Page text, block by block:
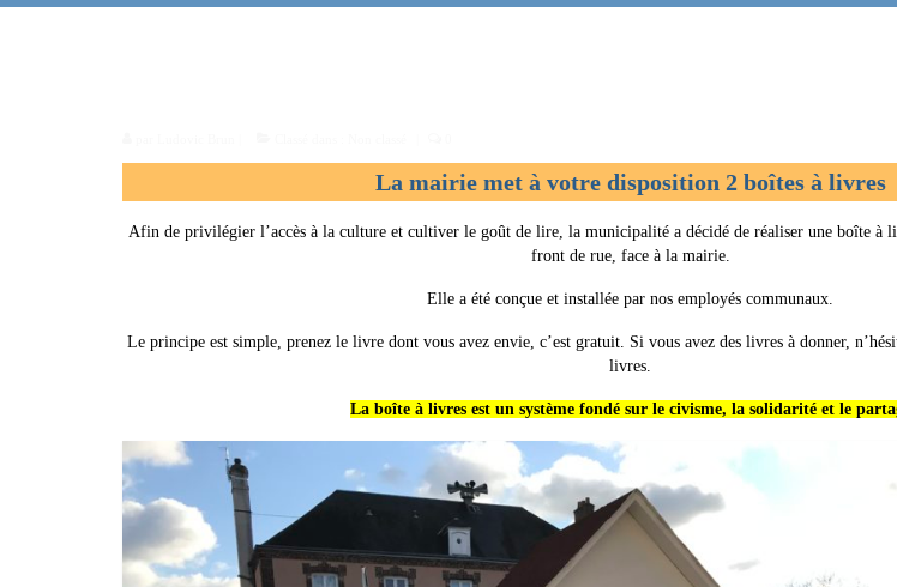
La mairie met à votre disposition 2 boîtes à livres
Afin de privilégier l’accès à la culture et cultiver le goût de lire, la municipalité a décidé de réaliser une boîte à
front de rue, face à la mairie.
Elle a été conçue et installée par nos employés communaux.
Le principe est simple, prenez le livre dont vous avez envie, c’est gratuit. Si vous avez des livres à donner,
livres.
La boîte à livres est un système fondé sur le civisme, la solidarité et le